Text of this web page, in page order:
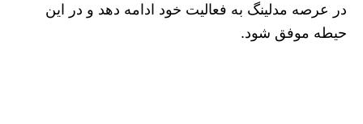
در عرصه مدلینگ به فعالیت خود ادامه دهد و در این
حیطه موفق شود.